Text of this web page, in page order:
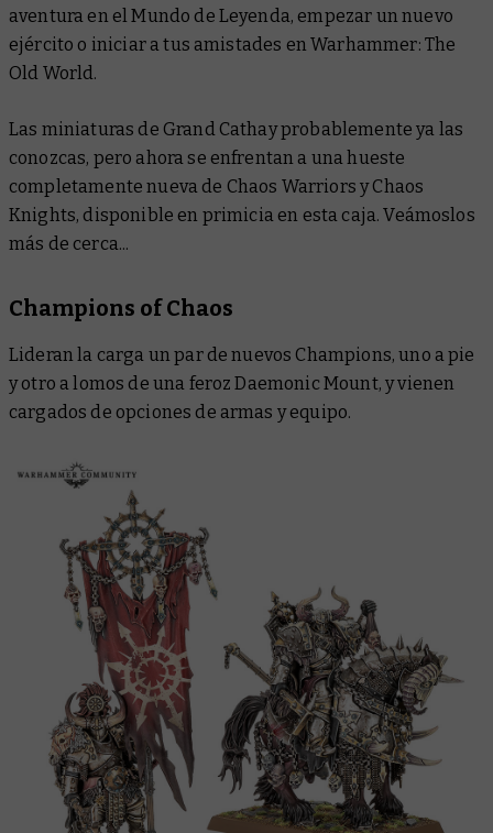
aventura en el Mundo de Leyenda, empezar un nuevo
ejército o iniciar a tus amistades en Warhammer: The
Old World.
Las miniaturas de Grand Cathay probablemente ya las
conozcas, pero ahora se enfrentan a una hueste
completamente nueva de Chaos Warriors y Chaos
Knights, disponible en primicia en esta caja. Veámoslos
más de cerca...
Champions of Chaos
Lideran la carga un par de nuevos Champions, uno a pie
y otro a lomos de una feroz Daemonic Mount, y vienen
cargados de opciones de armas y equipo.